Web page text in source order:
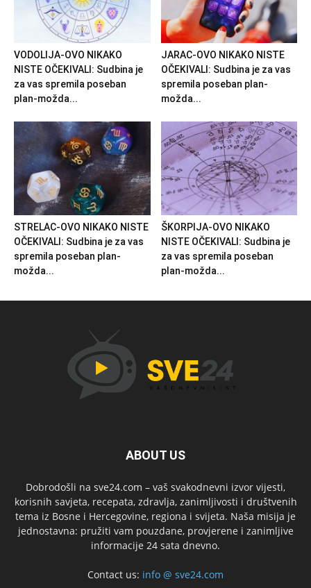
VODOLIJA-OVO NIKAKO
NISTE OČEKIVALI: Sudbina je
za vas spremila poseban
plan-možda...
JARAC-OVO NIKAKO NISTE
OČEKIVALI: Sudbina je za vas
spremila poseban plan-
možda...
STRELAC-OVO NIKAKO NISTE
OČEKIVALI: Sudbina je za vas
spremila poseban plan-
možda...
ŠKORPIJA-OVO NIKAKO
NISTE OČEKIVALI: Sudbina je
za vas spremila poseban
plan-možda...
ABOUT US
Dobrodošli na sve24.com – vaš svakodnevni izvor vijesti,
korisnih savjeta, recepata, zdravlja, zanimljivosti i društvenih
tema iz Bosne i Hercegovine, regiona i svijeta. Naša misija je
jednostavna: pružiti vam pouzdane, provjerene i zanimljive
informacije 24 sata dnevno.
Contact us: info @ sve24.com